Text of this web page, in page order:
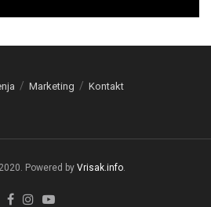
Marketing Kontakt
Powered by Vrisak.info